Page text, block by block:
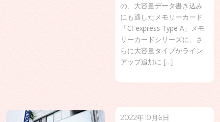
の、大容量データ書き込み
にも適したメモリーカード
「CFexpress Type A」メモ
リーカードシリーズに、さ
らに大容量タイプがライン
アップ追加に […]
2022年10月6日